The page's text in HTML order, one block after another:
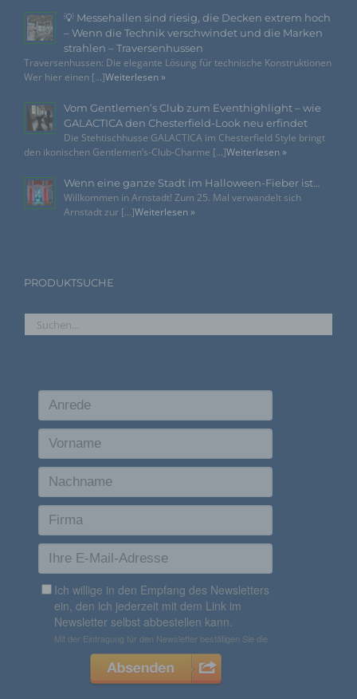
💡 Messehallen sind riesig, die Decken extrem hoch
– Wenn die Technik verschwindet und die Marken
strahlen – Traversenhussen
Traversenhussen: Die elegante Lösung für technische Konstruktionen
Wer hier einen [...]Weiterlesen »
Vom Gentlemen’s Club zum Eventhighlight – wie
GALACTICA den Chesterfield-Look neu erfindet
Die Stehtischhusse GALACTICA im Chesterfield Style bringt
den ikonischen Gentlemen’s-Club-Charme [...]Weiterlesen »
Wenn eine ganze Stadt im Halloween-Fieber ist…
Willkommen in Arnstadt! Zum 25. Mal verwandelt sich
Arnstadt zur [...]Weiterlesen »
PRODUKTSUCHE
h) Auftragsverarbeiter
Auftragsverarbeiter ist eine natürliche oder juristische
Verantwortlichen verarbeitet.
i) Empfänger
Empfänger ist eine natürliche oder juristische Person,
Behörde, Einrichtung oder andere Stelle, der
personenbezogene Daten offengelegt werden,
gelten jedoch nicht als Empfänger.
j) Dritter
Auftragsverarbeiter und den Personen, die unter der
unmittelbaren Verantwortung des Verantwortlichen oder
des Auftragsverarbeiters befugt sind, die
personenbezogenen Daten zu verarbeiten.
k) Einwilligung
Einwilligung ist jede von der betroffenen Person
freiwillig für den bestimmten Fall in informierter Weise
in Form einer Erklärung oder einer sonstigen
eindeutigen bestätigenden Handlung, mit der die
Daten einverstanden ist.
Name und Anschrift des für die Verarbeitung
Verantwortlichen